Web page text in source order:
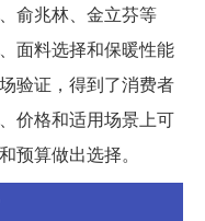
俞兆林、金立芬等
面料选择和保暖性能
验证，得到了消费者
价格和适用场景上可
预算做出选择。